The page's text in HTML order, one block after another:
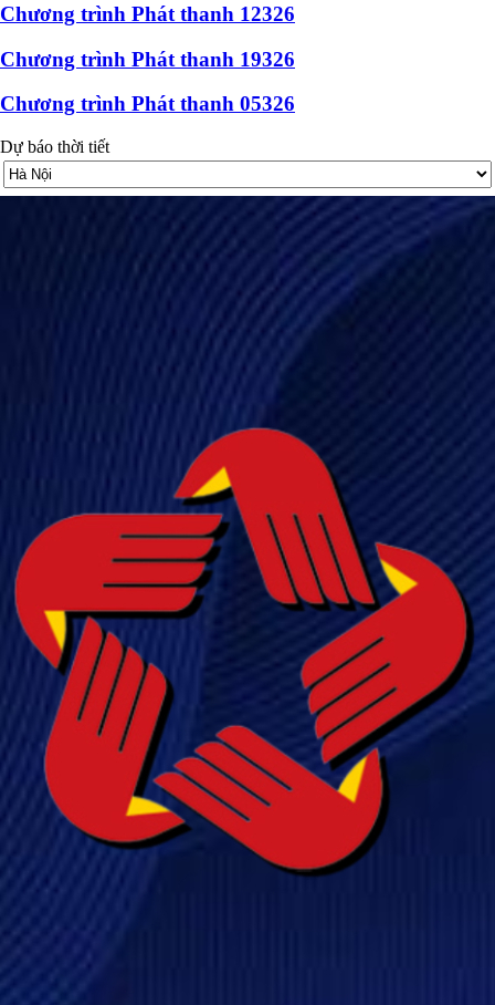
Chương trình Phát thanh 12326
Chương trình Phát thanh 19326
Chương trình Phát thanh 05326
Dự báo thời tiết